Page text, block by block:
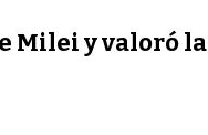
Milei y valoró la